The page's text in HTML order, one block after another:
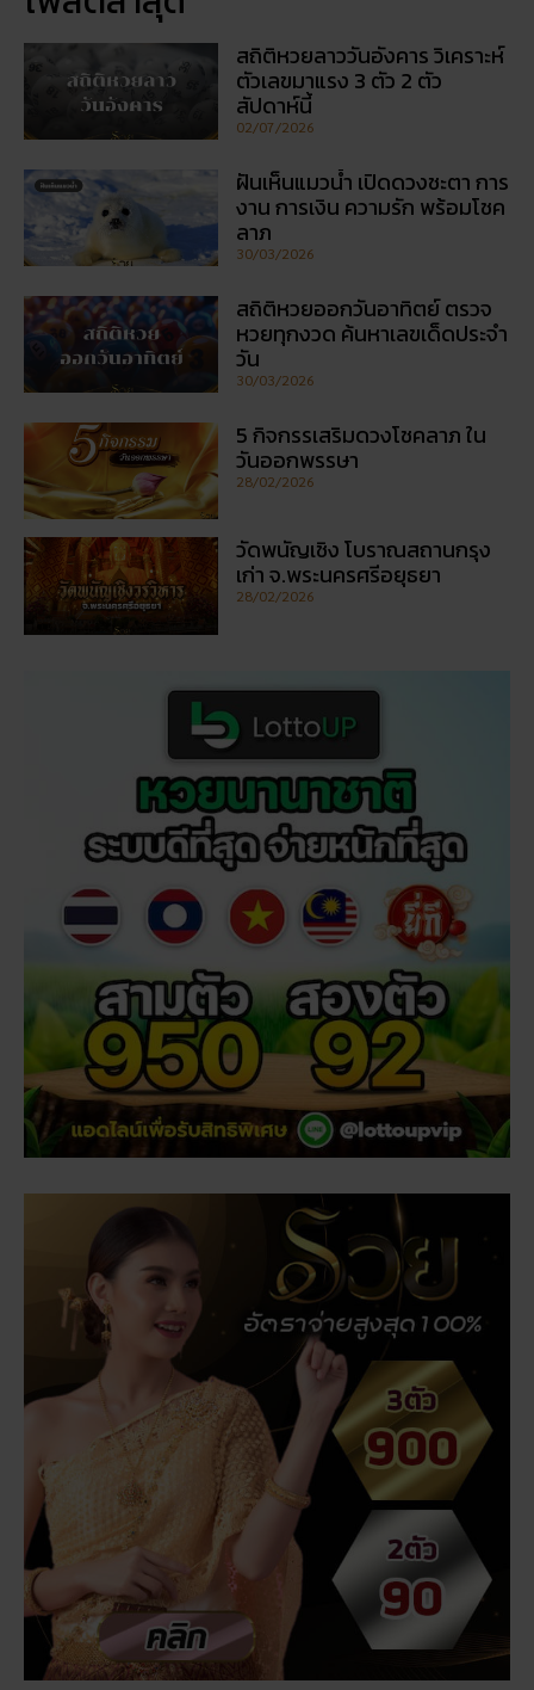
สถิติหวยลาววันอังคาร วิเคราะห์
ตัวเลขมาแรง 3 ตัว 2 ตัว
สัปดาห์นี้
02/07/2026
ฝันเห็นแมวน้ำ เปิดดวงชะตา การ
งาน การเงิน ความรัก พร้อมโชค
ลาภ
30/03/2026
สถิติหวยออกวันอาทิตย์ ตรวจ
หวยทุกงวด ค้นหาเลขเด็ดประจำ
วัน
30/03/2026
5 กิจกรรเสริมดวงโชคลาภ ใน
วันออกพรรษา
28/02/2026
วัดพนัญเชิง โบราณสถานกรุง
เก่า จ.พระนครศรีอยุธยา
28/02/2026